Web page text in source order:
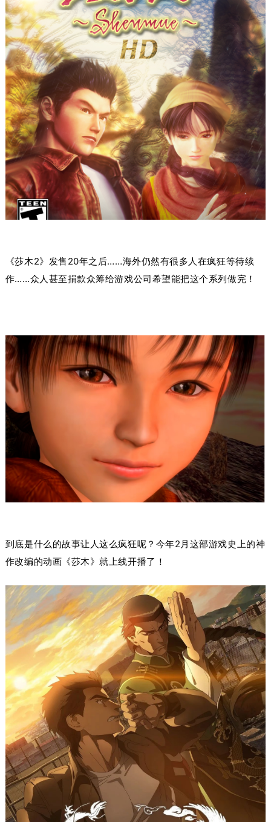
《莎木2》发售20年之后……海外仍然有很多人在疯狂等待续
作……众人甚至捐款众筹给游戏公司希望能把这个系列做完！
到底是什么的故事让人这么疯狂呢？今年2月这部游戏史上的神
作改编的动画《莎木》就上线开播了！